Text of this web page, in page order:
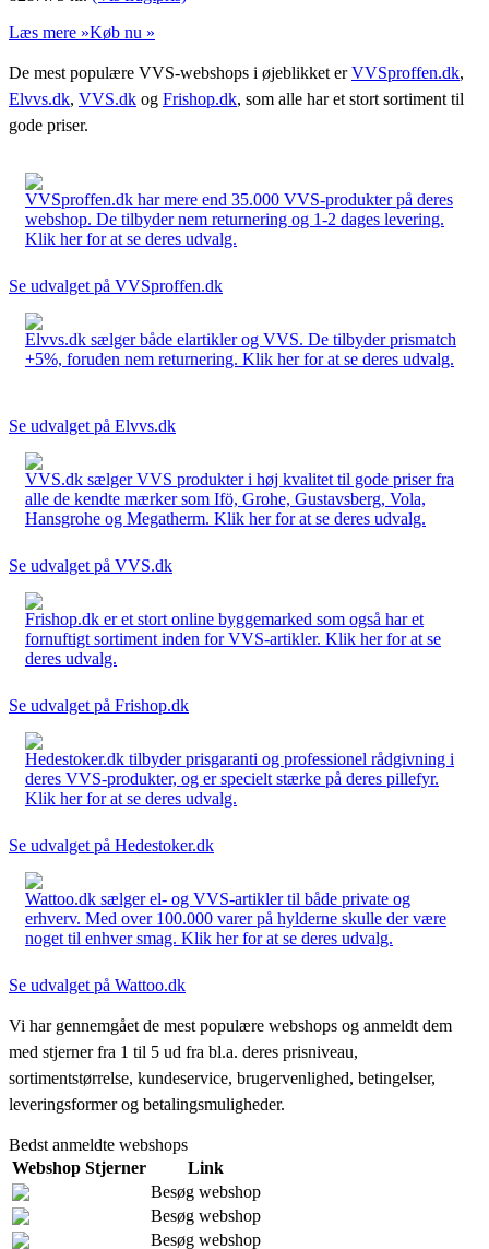
Læs mere »Køb nu »
De mest populære VVS-webshops i øjeblikket erVVSproffen.dk,
Elvvs.dk, VVS.dk og Frishop.dk, som alle har et stort sortiment til
gode priser.
VVSproffen.dk har mere end 35.000 VVS-produkter på deres
webshop. De tilbyder nem returnering og 1-2 dages levering.
Klik her for at se deres udvalg.
Se udvalget på VVSproffen.dk
Elvvs.dk sælger både elartikler og VVS. De tilbyder prismatch
+5%, foruden nem returnering. Klik her for at se deres udvalg.
Se udvalget på Elvvs.dk
VVS.dk sælger VVS produkter i høj kvalitet til gode priser fra
alle de kendte mærker som Ifö, Grohe, Gustavsberg, Vola,
Hansgrohe og Megatherm. Klik her for at se deres udvalg.
Se udvalget på VVS.dk
Frishop.dk er et stort online byggemarked som også har et
fornuftigt sortiment inden for VVS-artikler. Klik her for at se
deres udvalg.
Se udvalget på Frishop.dk
Hedestoker.dk tilbyder prisgaranti og professionel rådgivning i
deres VVS-produkter, og er specielt stærke på deres pillefyr.
Klik her for at se deres udvalg.
Se udvalget på Hedestoker.dk
Wattoo.dk sælger el- og VVS-artikler til både private og
erhverv. Med over 100.000 varer på hylderne skulle der være
noget til enhver smag. Klik her for at se deres udvalg.
Se udvalget på Wattoo.dk
Vi har gennemgået de mest populære webshops og anmeldt dem
med stjerner fra 1 til 5 ud fra bl.a. deres prisniveau,
sortimentstørrelse, kundeservice, brugervenlighed, betingelser,
leveringsformer og betalingsmuligheder.
Bedst anmeldte webshops
Webshop Stjerner
Link
Besøg webshop
Besøg webshop
Besøg webshop